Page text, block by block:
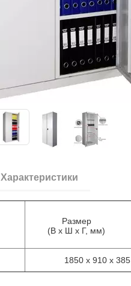
Характеристики
Размер
(В х Ш х Г, мм)
1850 х 910 х 385